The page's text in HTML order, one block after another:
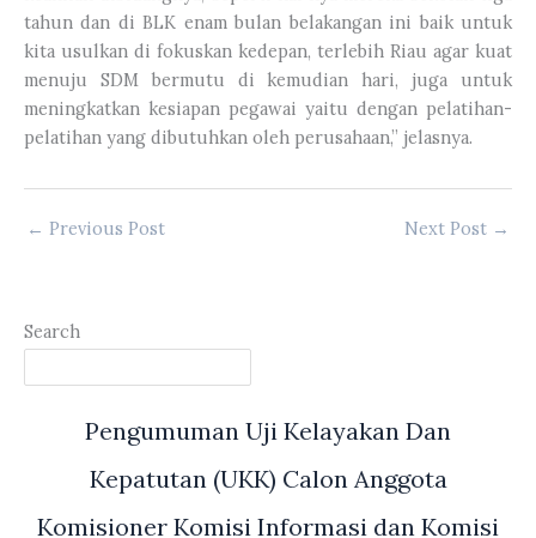
tahun dan di BLK enam bulan belakangan ini baik untuk
kita usulkan di fokuskan kedepan, terlebih Riau agar kuat
menuju SDM bermutu di kemudian hari, juga untuk
meningkatkan kesiapan pegawai yaitu dengan pelatihan-
pelatihan yang dibutuhkan oleh perusahaan,” jelasnya.
← Previous Post Next Post →
Search
Pengumuman Uji Kelayakan Dan
Kepatutan (UKK) Calon Anggota
Komisioner Komisi Informasi dan Komisi